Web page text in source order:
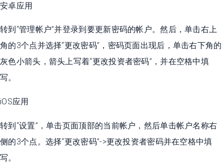
安卓应用
转到“管理帐户”并登录到要更新密码的帐户。然后，单击右上
角的3个点并选择“更改密码”，密码页面出现后，单击右下角的
灰色小箭头，箭头上写着“更改投资者密码”，并在空格中填
写。
iOS应用
转到“设置”，单击页面顶部的当前帐户，然后单击帐户名称右
侧的3个点。选择“更改密码”->更改投资者密码并在空格中填
写。